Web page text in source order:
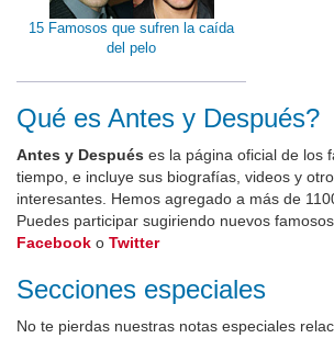
15 Famosos que sufren la caída
del pelo
Qué es Antes y Después?
Antes y Después es la página oficial de los
tiempo, e incluye sus biografías, videos y
interesantes. Hemos agregado a más de
Puedes participar sugiriendo nuevos
Facebook o Twitter
Secciones especiales
No te pierdas nuestras notas especiales